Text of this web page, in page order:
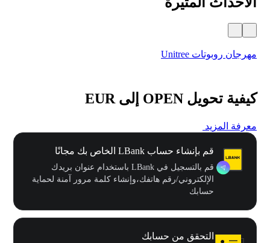
مهرجان روبوتات Unitree
كيفية تحويل OPEN إلى EUR
معرفة المزيد
قم بإنشاء حساب LBank الخاص بك مجانًا
قم بالتسجيل في LBank باستخدام عنوان بريدك
الإلكتروني/رقم هاتفك،وإنشاء كلمة مرور آمنة لحماية
حسابك
التحقق من حسابك